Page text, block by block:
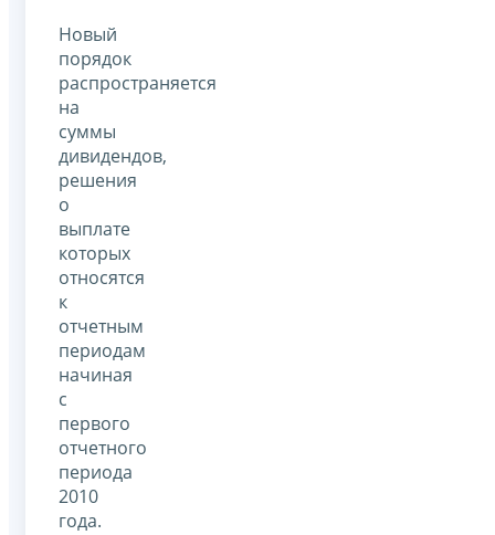
Новый
порядок
распространяется
на
суммы
дивидендов,
решения
о
выплате
которых
относятся
к
отчетным
периодам
начиная
с
первого
отчетного
периода
2010
года.